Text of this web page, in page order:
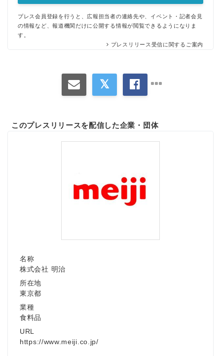
プレス会員登録を行うと、広報担当者の連絡先や、イベント・記者会見
の情報など、報道機関だけに公開する情報が閲覧できるようになりま
す。
プレスリリース受信に関するご案内
このプレスリリースを配信した企業・団体
名称
株式会社 明治
所在地
東京都
業種
食料品
URL
https://www.meiji.co.jp/